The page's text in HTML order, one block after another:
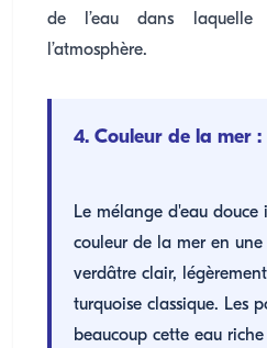
de l’eau dans laquelle
l’atmosphère.
4. Couleur de la mer :
Le mélange d'eau
couleur de la mer en une
verdâtre clair,
turquoise classique. Les
beaucoup cette eau